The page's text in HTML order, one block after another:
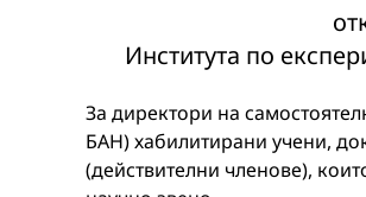
Института по
За директори на
БАН) хабилитирани учени,
(действителни членове),